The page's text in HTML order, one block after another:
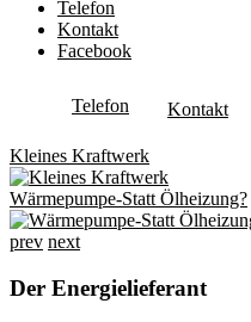
Telefon
Kontakt
Facebook
Telefon Kontakt
Kleines Kraftwerk
Wärmepumpe-Statt Ölheizung?
prev next
Der Energielieferant